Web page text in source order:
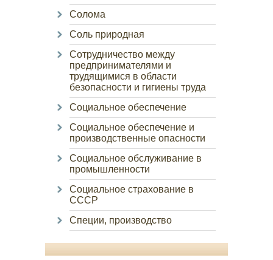
Солома
Соль природная
Сотрудничество между
предпринимателями и
трудящимися в области
безопасности и гигиены труда
Социальное обеспечение
Социальное обеспечение и
производственные опасности
Социальное обслуживание в
промышленности
Социальное страхование в
СССР
Специи, производство